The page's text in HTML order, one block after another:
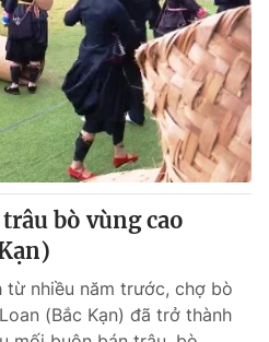
bò vùng cao
từ nhiều năm trước, chợ bò
(Bắc Kạn) đã trở thành